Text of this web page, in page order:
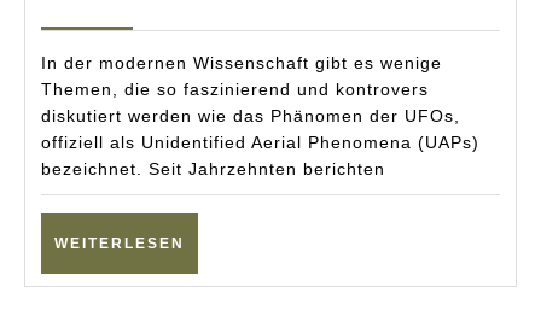
UFOs:
und
zukünftige
In der modernen Wissenschaft gibt es wenige
Themen, die so faszinierend und kontrovers
diskutiert werden wie das Phänomen der UFOs,
offiziell als Unidentified Aerial Phenomena (UAPs)
bezeichnet. Seit Jahrzehnten berichten
WEITERLESEN